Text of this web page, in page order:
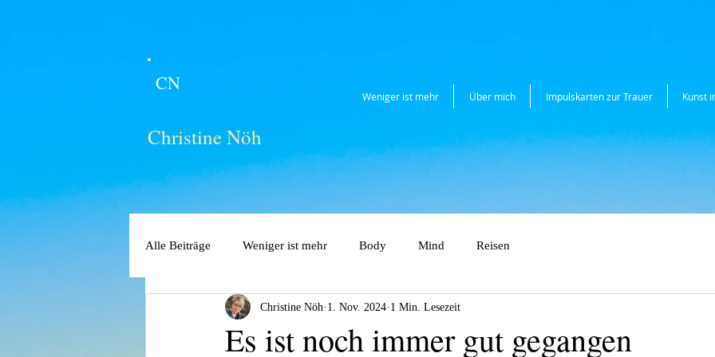
Weniger ist mehr Über mich Impulskarten zur Trauer Kunst
CN
Christine Nöh
Alle Beiträge Weniger ist mehr Body Mind Reisen
Es ist noch immer gut gegangen
Christine Nöh 1. Nov. 2024 1 Min. Lesezeit